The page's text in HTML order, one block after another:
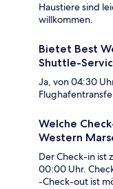
Haustiere sind
willkommen.
Bietet Best
Shuttle-
Ja, von 04:30
Welche
Western
Der Check-in ist
00:00 Uhr.
-Check-out ist